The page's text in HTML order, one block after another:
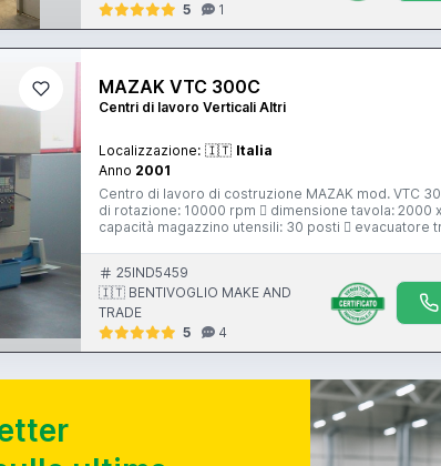
5
1
MAZAK VTC 300C
Centri di lavoro Verticali Altri
Localizzazione: 🇮🇹 Italia
Anno 2001
Centro di lavoro di costruzione MAZAK mod. VTC 300 C  CNC: MAZATROL 640 M  verticale pendolare  con montante a T
di rotazione: 10000 rpm  dimensione tavola: 2000
25IND5459
🇮🇹 BENTIVOGLIO MAKE AND
TRADE
5
4